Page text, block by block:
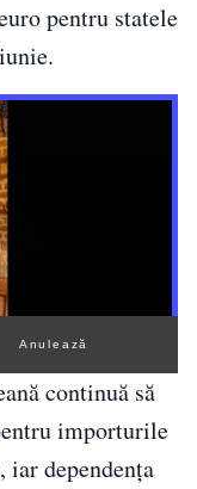
pentru statele
Anulează
continuă să
importurile
dependența